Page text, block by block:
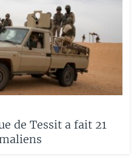
de Tessit a fait 21